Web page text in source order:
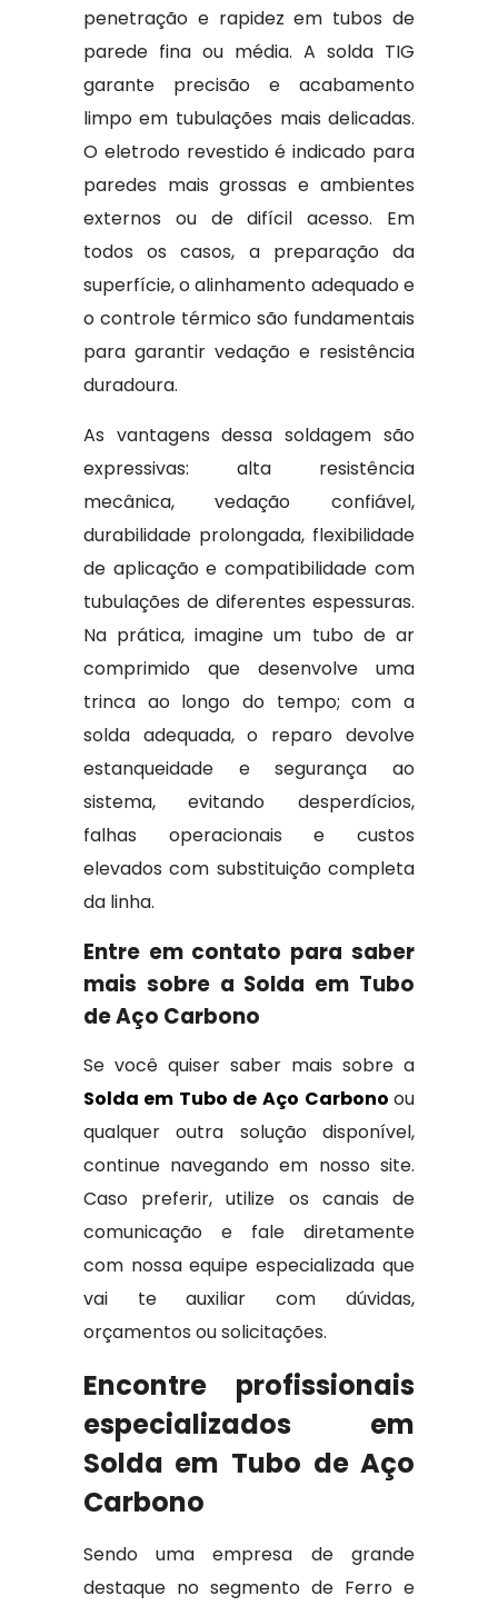
penetração e rapidez em tubos de
parede fina ou média. A solda TIG
garante precisão e acabamento
limpo em tubulações mais delicadas.
O eletrodo revestido é indicado para
paredes mais grossas e ambientes
externos ou de difícil acesso. Em
todos os casos, a preparação da
superfície, o alinhamento adequado e
o controle térmico são fundamentais
para garantir vedação e resistência
duradoura.
As vantagens dessa soldagem são
expressivas: alta resistência
mecânica, vedação confiável,
durabilidade prolongada, flexibilidade
de aplicação e compatibilidade com
tubulações de diferentes espessuras.
Na prática, imagine um tubo de ar
comprimido que desenvolve uma
trinca ao longo do tempo; com a
solda adequada, o reparo devolve
estanqueidade e segurança ao
sistema, evitando desperdícios,
falhas operacionais e custos
elevados com substituição completa
da linha.
Entre em contato para saber
mais sobre a Solda em Tubo
de Aço Carbono
Se você quiser saber mais sobre a
Solda em Tubo de Aço Carbonoou
qualquer outra solução disponível,
continue navegando em nosso site.
Caso preferir, utilize os canais de
comunicação e fale diretamente
com nossa equipe especializada que
vai te auxiliar com dúvidas,
orçamentos ou solicitações.
Encontre profissionais
especializados em
Solda em Tubo de Aço
Carbono
Sendo uma empresa de grande
destaque no segmento de Ferro e